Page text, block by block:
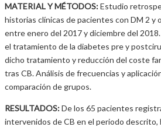
MATERIAL Y MÉTODOS:Estudio
historias clínicas de pacientes con DM 2 y
entre enero del 2017 y diciembre del
el tratamiento de la diabetes pre y
dicho tratamiento y reducción del coste
tras CB. Análisis de frecuencias y
comparación de grupos.
RESULTADOS:De los 65 pacientes
intervenidos de CB en el periodo descrito,